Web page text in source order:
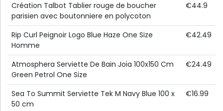
Création Talbot Tablier rouge de boucher
parisien avec boutonniere en polycoton
€44.9
Rip Curl Peignoir Logo Blue Haze One Size
Homme
€42.49
Atmosphera Serviette De Bain Joia 100x150 Cm
Green Petrol One Size
€24.49
Sea To Summit Serviette Tek M Navy Blue 100 x
50 cm
€16.99